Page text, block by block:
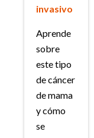
invasivo
Aprende
sobre
este tipo
de cáncer
de mama
y cómo
se